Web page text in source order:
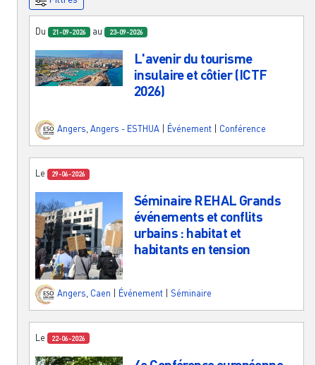
Du 21-09-2026 au 23-09-2026
L'avenir du tourisme
insulaire et côtier (ICTF
2026)
Angers, Angers - ESTHUA Événement Conférence
Le 29-06-2026
Séminaire REHAL Grands
événements et conflits
urbains : habitat et
habitants en tension
Angers Caen Événement Séminaire
Le 22-06-2026